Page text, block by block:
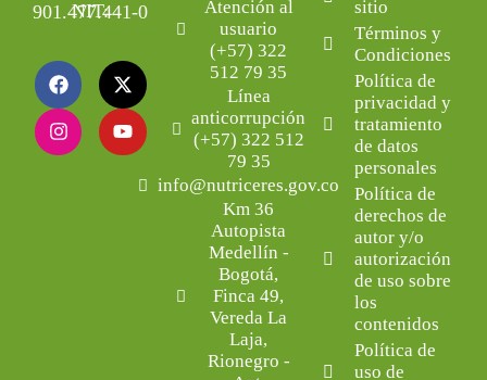
NIT: 901.477.441-0
Atención al
usuario
(+57) 322
512 79 35
Línea
anticorrupción
(+57) 322 512
79 35
info@nutriceres.gov.co
Km 36
Autopista
Medellín -
Bogotá,
Finca 49,
Vereda La
Laja,
Rionegro -
sitio
Términos y
Condiciones
Política de
privacidad y
tratamiento
de datos
personales
Política de
derechos de
autor y/o
autorización
de uso sobre
los
contenidos
Política de
uso de